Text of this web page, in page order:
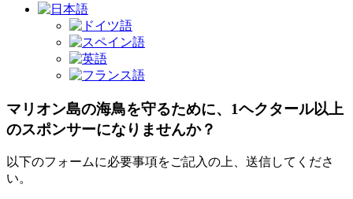
マリオン島の海鳥を守るために、1ヘクタール以上
のスポンサーになりませんか？
以下のフォームに必要事項をご記入の上、送信してくださ
い。